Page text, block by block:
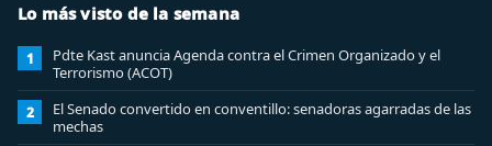
Lo más visto de la semana
1
Pdte Kast anuncia Agenda contra el Crimen Organizado y el
Terrorismo (ACOT)
2
El Senado convertido en conventillo: senadoras agarradas de las
mechas